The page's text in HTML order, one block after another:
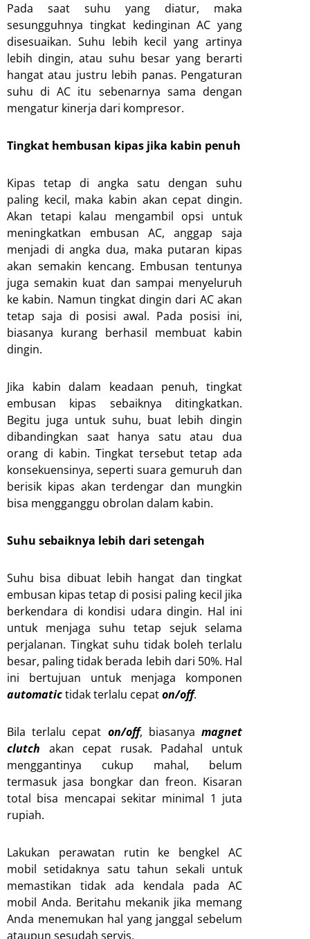
Pada saat suhu yang diatur, maka
sesungguhnya tingkat kedinginan AC yang
disesuaikan. Suhu lebih kecil yang artinya
lebih dingin, atau suhu besar yang berarti
hangat atau justru lebih panas. Pengaturan
suhu di AC itu sebenarnya sama dengan
mengatur kinerja dari kompresor.
Tingkat hembusan kipas jika kabin penuh
Kipas tetap di angka satu dengan suhu
paling kecil, maka kabin akan cepat dingin.
Akan tetapi kalau mengambil opsi untuk
meningkatkan embusan AC, anggap saja
menjadi di angka dua, maka putaran kipas
akan semakin kencang. Embusan tentunya
juga semakin kuat dan sampai menyeluruh
ke kabin. Namun tingkat dingin dari AC akan
tetap saja di posisi awal. Pada posisi ini,
biasanya kurang berhasil membuat kabin
dingin.
Jika kabin dalam keadaan penuh, tingkat
embusan kipas sebaiknya ditingkatkan.
Begitu juga untuk suhu, buat lebih dingin
dibandingkan saat hanya satu atau dua
orang di kabin. Tingkat tersebut tetap ada
konsekuensinya, seperti suara gemuruh dan
berisik kipas akan terdengar dan mungkin
bisa mengganggu obrolan dalam kabin.
Suhu sebaiknya lebih dari setengah
Suhu bisa dibuat lebih hangat dan tingkat
embusan kipas tetap di posisi paling kecil jika
berkendara di kondisi udara dingin. Hal ini
untuk menjaga suhu tetap sejuk selama
perjalanan. Tingkat suhu tidak boleh terlalu
besar, paling tidak berada lebih dari 50%. Hal
ini bertujuan untuk menjaga komponen
automatictidak terlalu cepaton/off.
Bila terlalu cepat on/off, biasanyamagnet
clutch akan cepat rusak. Padahal untuk
menggantinya cukup mahal, belum
termasuk jasa bongkar dan freon. Kisaran
total bisa mencapai sekitar minimal 1 juta
rupiah.
Lakukan perawatan rutin ke bengkel AC
mobil setidaknya satu tahun sekali untuk
memastikan tidak ada kendala pada AC
mobil Anda. Beritahu mekanik jika memang
Anda menemukan hal yang janggal sebelum
ataupun sesudah servis.